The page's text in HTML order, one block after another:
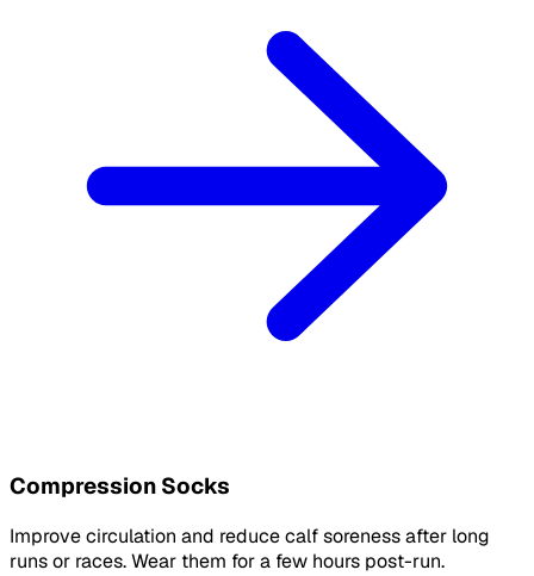
Compression Socks
Improve circulation and reduce calf soreness after long
runs or races. Wear them for a few hours post-run.